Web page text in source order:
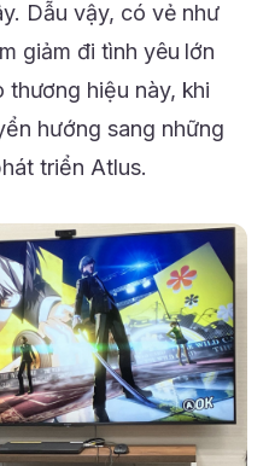
Dẫu vậy, có vẻ như
giảm đi tình yêu lớn
thương hiệu này, khi
hướng sang những
triển Atlus.